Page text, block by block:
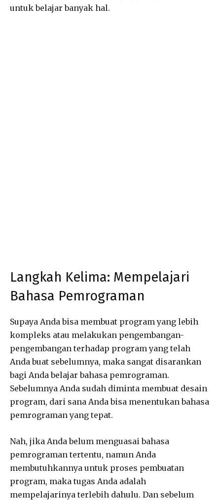
untuk belajar banyak hal.
Langkah Kelima: Mempelajari
Bahasa Pemrograman
Supaya Anda bisa membuat program yang lebih
kompleks atau melakukan pengembangan-
pengembangan terhadap program yang telah
Anda buat sebelumnya, maka sangat disarankan
bagi Anda belajar bahasa pemrograman.
Sebelumnya Anda sudah diminta membuat desain
program, dari sana Anda bisa menentukan bahasa
pemrograman yang tepat.
Nah, jika Anda belum menguasai bahasa
pemrograman tertentu, namun Anda
membutuhkannya untuk proses pembuatan
program, maka tugas Anda adalah
mempelajarinya terlebih dahulu. Dan sebelum